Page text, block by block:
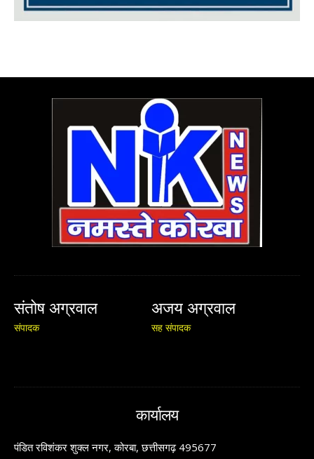
संतोष अग्रवाल
संपादक
अजय अग्रवाल
सह संपादक
कार्यालय
पंडित रविशंकर शुक्ल नगर, कोरबा, छत्तीसगढ़ 495677